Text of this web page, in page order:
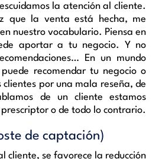
la atención al cliente.
que la venta está hecha, me
nuestro vocabulario. Piensa en
aportar a tu negocio. Y no
En un mundo
recomendar tu negocio o
clientes por una mala reseña, de
de un cliente estamos
prescriptor o de todo lo contrario.
de captación)
cliente, se favorece la reducción